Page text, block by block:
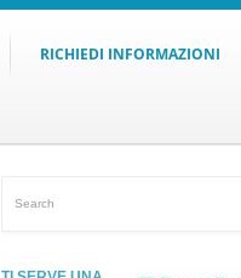
RICHIEDI INFORMAZIONI